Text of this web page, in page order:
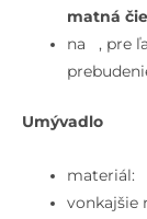
batériou
spŕškou,
prúdy,
prepadu,
matná
matná
na
, pre
Umývadlo
vonkajšie